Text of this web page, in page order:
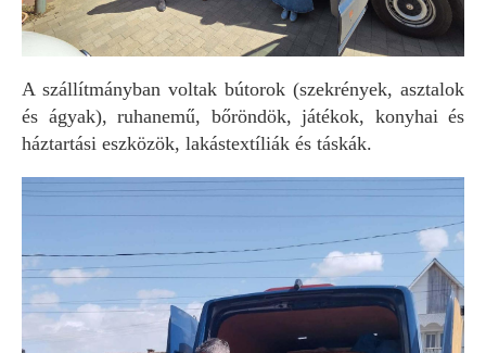
A szállítmányban voltak bútorok (szekrények, asztalok
és ágyak), ruhanemű, bőröndök, játékok, konyhai és
háztartási eszközök, lakástextíliák és táskák.